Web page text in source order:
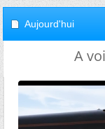
Aujourd'hui
A